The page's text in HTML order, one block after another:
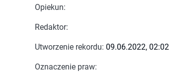
Opiekun:
Redaktor:
Utworzenie rekordu: 09.06.2022, 02:02
Oznaczenie praw: